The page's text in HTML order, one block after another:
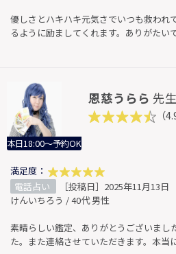
優しさとハキハキ元気さでいつも救われ
るように励ましてくれます。ありがたいで
本日18:00～予約OK
恩慈うらら 先生
（
満足度：
電話占い
［投稿日］2025年11月13日
けんいちろう / 40代 男性
素晴らしい鑑定、ありがとうございまし
た。また連絡させていただきます。本当